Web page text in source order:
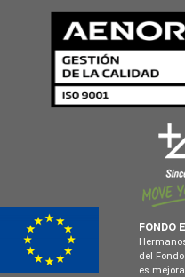
FONDO
del
es